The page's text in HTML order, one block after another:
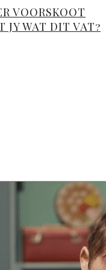
VOORSKOOT
JY WAT DIT VAT?